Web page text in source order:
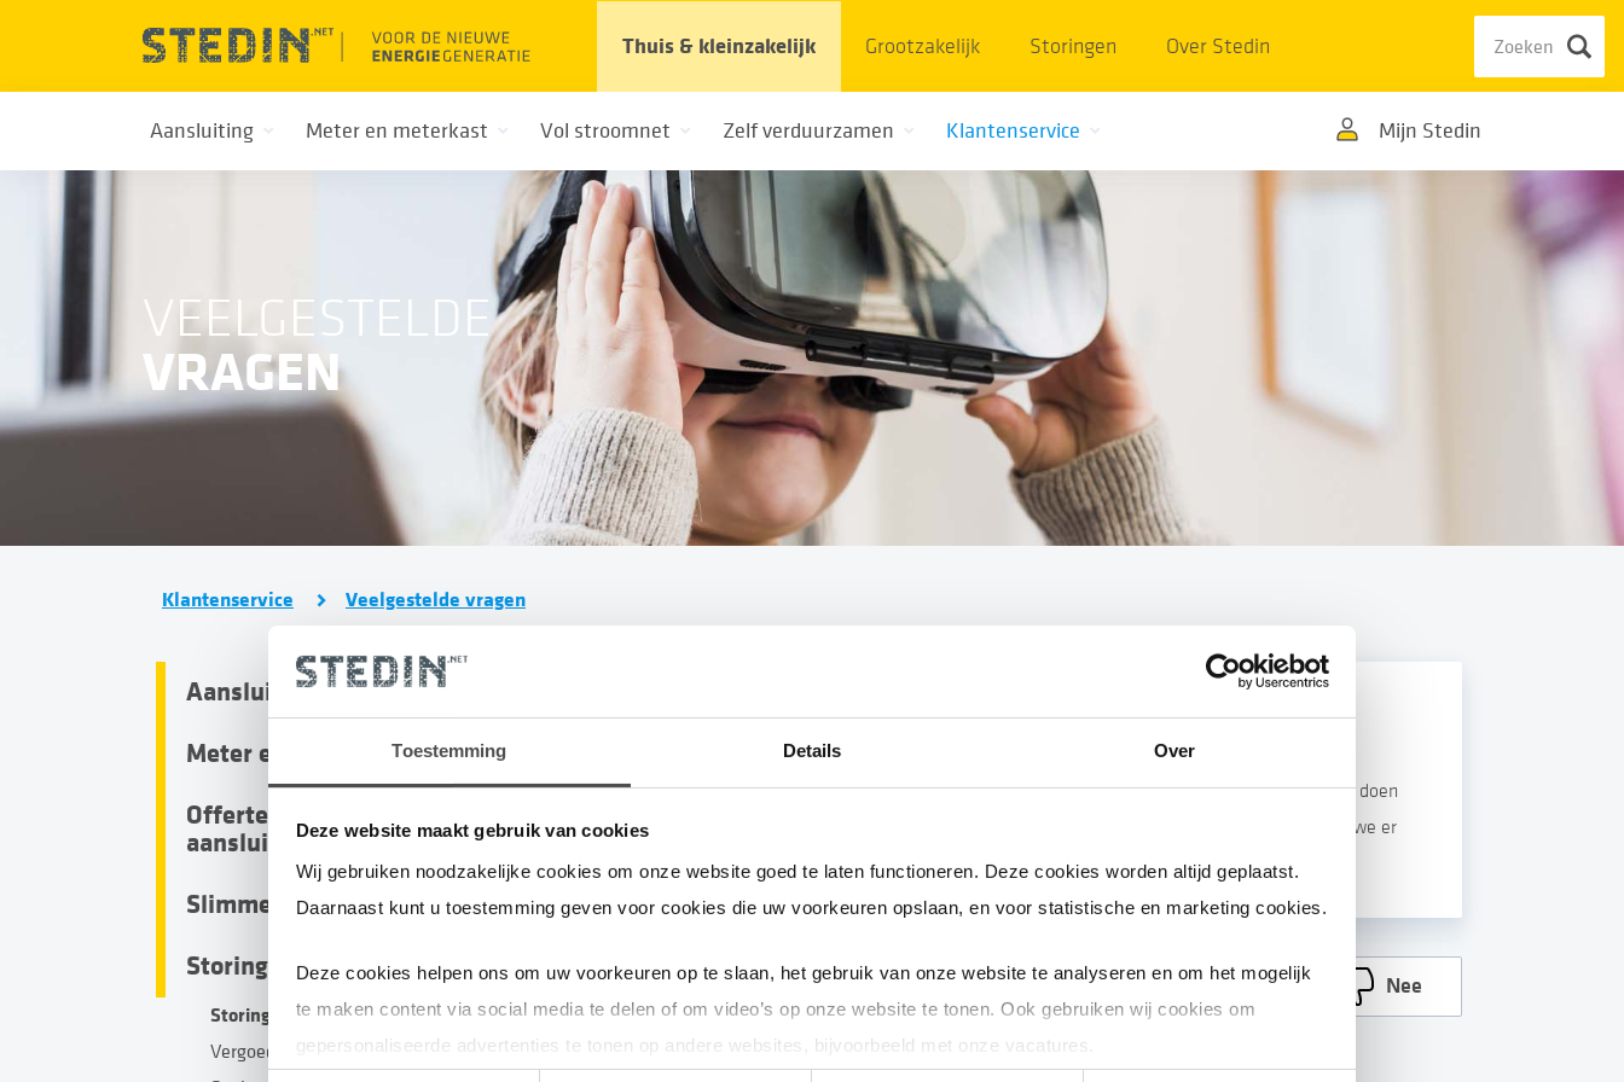
Toestemming Details Over
Deze website maakt gebruik van cookies
Wij gebruiken noodzakelijke cookies om onze website goed te laten functioneren. Deze cookies worden altijd geplaatst.
Daarnaast kunt u toestemming geven voor cookies die uw voorkeuren opslaan, en voor statistische en marketing cookies.
Deze cookies helpen ons om uw voorkeuren op te slaan, het gebruik van onze website te analyseren en om het mogelijk
te maken content via social media te delen of om video’s op onze website te tonen. Ook gebruiken wij cookies om
gepersonaliseerde advertenties te tonen op andere websites, bijvoorbeeld met onze vacatures.
Thuis & kleinzakelijk Grootzakelijk Storingen Over Stedin
Aansluiting Meter en meterkast Vol stroomnet Zelf verduurzamen Klantenservice Mijn Stedin
VEELGESTELDE
VRAGEN
Klantenservice Veelgestelde vragen
Aansluiten en afsluiten
Meter en meterkast
Offertes en
aansluitingen
Slimme meter
Storing en compensatie
Storingen
Vergoeding
Zijn tariefstoringen te voorkomen?
Tariefstoringen zijn niet helemaal te voorkomen. Het elektriciteitsnet in Nederland is zeer complex. Wij doen
altijd ons uiterste best om te voorkomen dat u hinder ondervindt van storingen. Als dat niet lukt, doen we er
alles aan om de storing zo snel mogelijk op te lossen.
Heeft deze pagina u geholpen bij uw vraag? Ja Nee